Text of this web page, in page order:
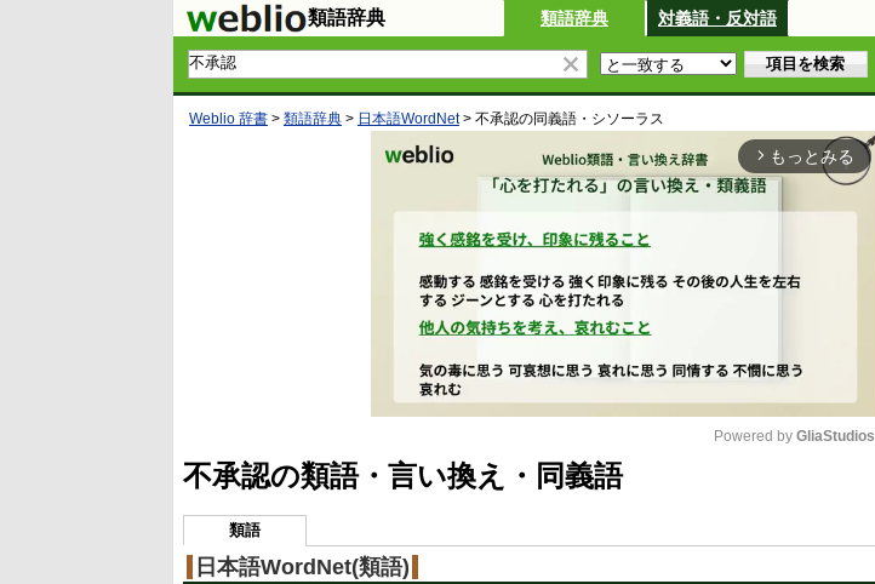
類語辞典 類語辞典 対義語・反対語
Weblio 辞書 > 類語辞典 > 日本語WordNet> 不承認の同義語・シソーラス
arrow_forward_ios もっとみる
Powered by GliaStudios
不承認の類語・言い換え・同義語
類語
日本語WordNet(類語)